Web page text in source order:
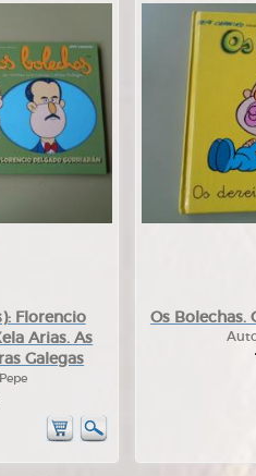
Florencio
Arias. As
Galegas
Os Bolechas.